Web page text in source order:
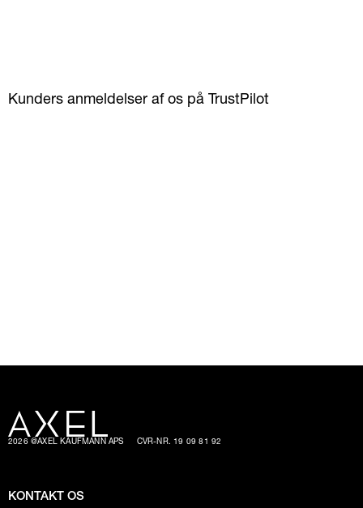
Kunders anmeldelser af os på TrustPilot
2026 @AXEL KAUFMANN APS CVR-NR. 19 09 81 92
KONTAKT OS